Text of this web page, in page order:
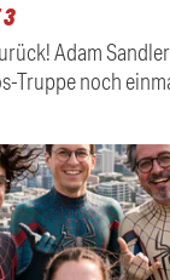
Adam
Truppe noch